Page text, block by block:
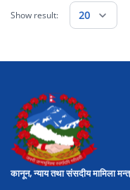
Show result: 20
कानून, न्याय तथा संसदीय मामिला